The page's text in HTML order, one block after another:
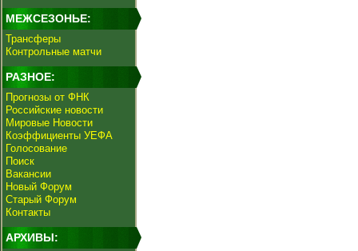
МЕЖСЕЗОНЬЕ:
Трансферы
Контрольные матчи
РАЗНОЕ:
Прогнозы от ФНК
Российские новости
Мировые Новости
Коэффициенты УЕФА
Голосование
Поиск
Вакансии
Новый Форум
Старый Форум
Контакты
АРХИВЫ: